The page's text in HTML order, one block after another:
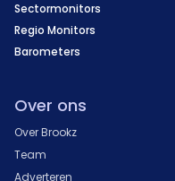
Sectormonitors
Regio Monitors
Barometers
Over ons
Over Brookz
Team
Adverteren